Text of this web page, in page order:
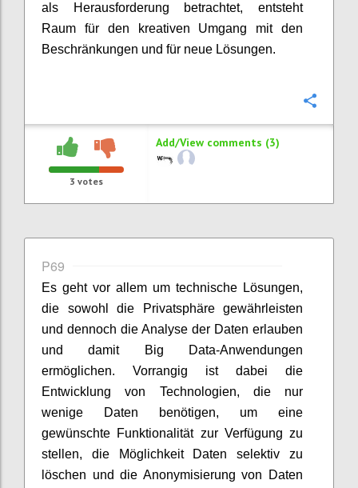
als Herausforderung betrachtet, entsteht
Raum für den kreativen Umgang mit den
Beschränkungen und für neue Lösungen.
3 votes
Add/View comments (3)
P69
Es geht vor allem um technische Lösungen,
die sowohl die Privatsphäre gewährleisten
und dennoch die Analyse der Daten erlauben
und damit Big Data-Anwendungen
ermöglichen. Vorrangig ist dabei die
Entwicklung von Technologien, die nur
wenige Daten benötigen, um eine
gewünschte Funktionalität zur Verfügung zu
stellen, die Möglichkeit Daten selektiv zu
löschen und die Anonymisierung von Daten